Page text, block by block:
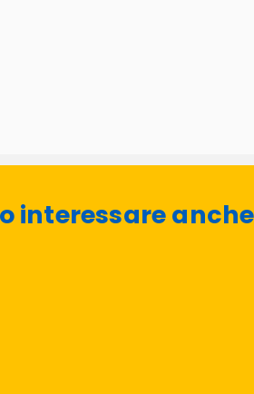
interessare